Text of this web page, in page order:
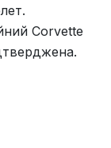
Corvette